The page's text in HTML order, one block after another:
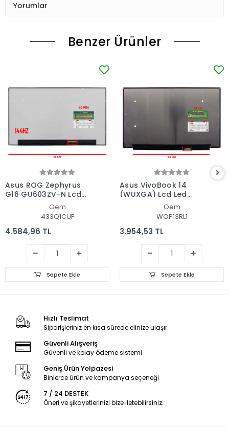
Yorumlar
Benzer Ürünler
Asus ROG Zephyrus
G16 GU603ZV-N Lcd
Led Ekran - Panel
Oem
433Q1CUF
4.584,96 TL
Sepete Ekle
Asus VivoBook 14
(WUXGA) Lcd Led
Ekran - PanelOem
WOP13RL1
3.954,53 TL
Sepete Ekle
Hızlı Teslimat
Siparişleriniz en kısa sürede elinize ulaşır.
Güvenli Alışveriş
Güvenli ve kolay ödeme sistemi
Geniş Ürün Yelpazesi
Binlerce ürün ve kampanya seçeneği
7 / 24 DESTEK
Öneri ve şikayetlerinizi bize iletebilirsiniz.